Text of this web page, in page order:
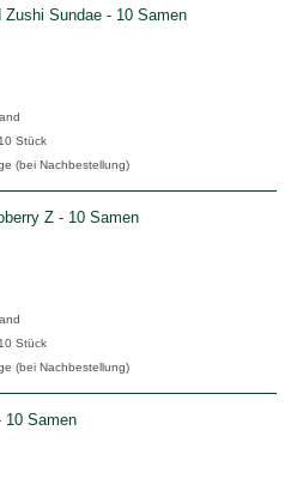
Zushi Sundae - 10 Samen
Stück
(bei Nachbestellung)
Z - 10 Samen
Stück
(bei Nachbestellung)
10 Samen